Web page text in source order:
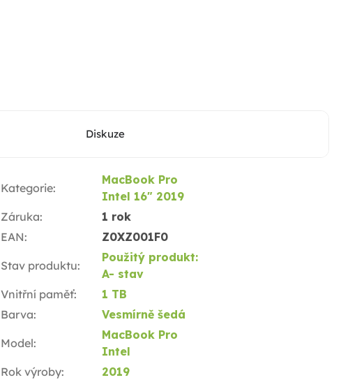
Diskuze
Kategorie:
MacBook Pro
Intel 16" 2019
Záruka:
1 rok
EAN: Z0XZ001F0
Stav produktu:
Použitý produkt:
A- stav
Vnitřní paměť:
1 TB
Barva: Vesmírně šedá
Model:
MacBook Pro
Intel
Rok výroby:
2019